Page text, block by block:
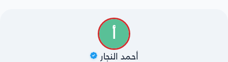
أحمد النجار